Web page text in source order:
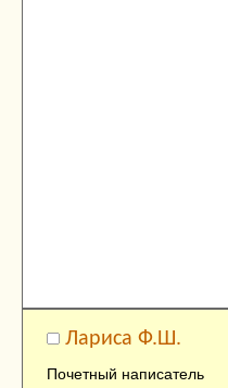
Лариса Ф.Ш.
Почетный написатель